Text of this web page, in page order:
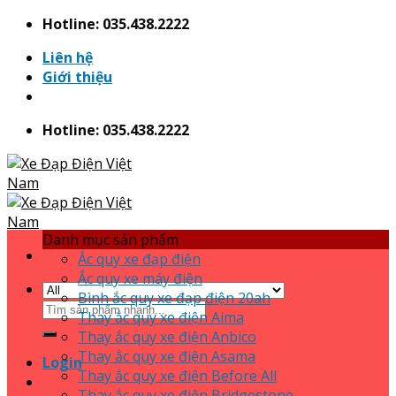
Skip
content
Hotline: 035.438.2222
Liên hệ
Giới thiệu
Hotline: 035.438.2222
Search
for:
Login
Danh mục sản phẩm
Ắc quy xe đạp điện
Ắc quy xe máy điện
Bình ắc quy xe đạp điện 20ah
Thay ắc quy xe điện Aima
Thay ắc quy xe điện Anbico
Thay ắc quy xe điện Asama
Thay ắc quy xe điện Before All